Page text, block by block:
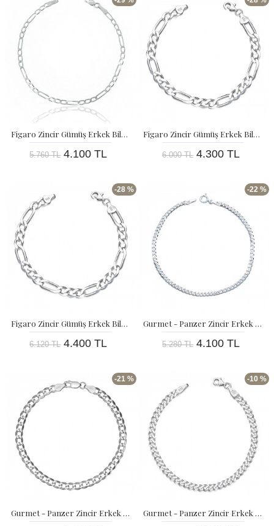
Figaro Zincir Gümüş Erkek Bileklik - 3 MM
5.760 TL 4.100 TL
Figaro Zincir Gümüş Erkek Bileklik - 3,5 MM
6.000 TL 4.300 TL
-28 %
Figaro Zincir Gümüş Erkek Bileklik - 4,5 MM
6.120 TL 4.400 TL
-22 %
Gurmet - Panzer Zincir Erkek Gümüş Bileklik - 2 MM
5.280 TL 4.100 TL
-21 %
Gurmet - Panzer Zincir Erkek Gümüş Bileklik -2,75 MM
-10 %
Gurmet - Panzer Zincir Erkek Gümüş Bileklik - 3,5 MM